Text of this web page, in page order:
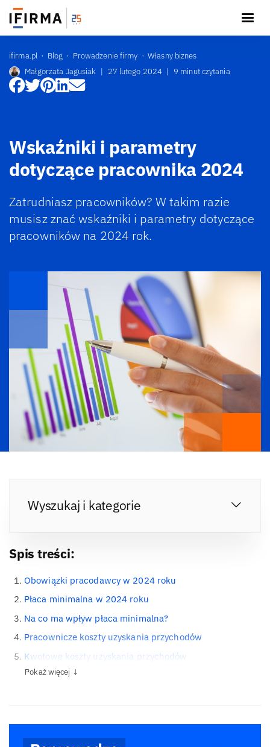
ifirma.pl Blog Prowadzenie firmy
Własny biznes
Małgorzata Jagusiak | 27 lutego 2024 | 9 minut czytania
Wskaźniki i parametry
dotyczące pracownika 2024
Zatrudniasz pracowników? W takim razie
musisz znać wskaźniki i parametry dotyczące
pracowników na 2024 rok.
Wyszukaj i kategorie
Spis treści:
Obowiązki pracodawcy w 2024 roku
Płaca minimalna w 2024 roku
Na co ma wpływ płaca minimalna?
Pracownicze koszty uzyskania przychodów
Kwotowe koszty uzyskania przychodów
Pokaż więcej ↓